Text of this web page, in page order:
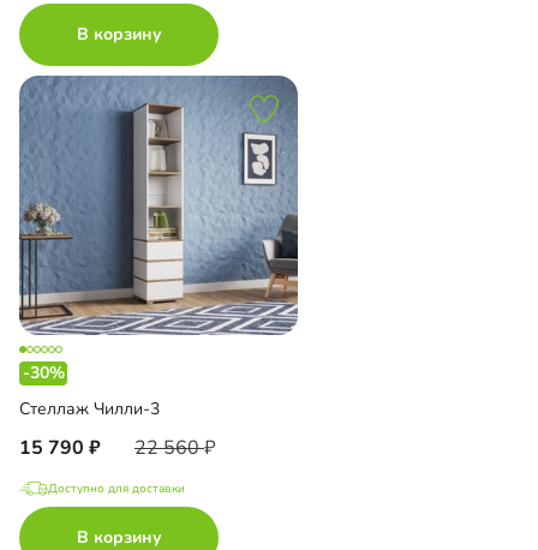
В корзину
-30%
Стеллаж Чилли-3
15 790 22 560
Доступно для доставки
В корзину